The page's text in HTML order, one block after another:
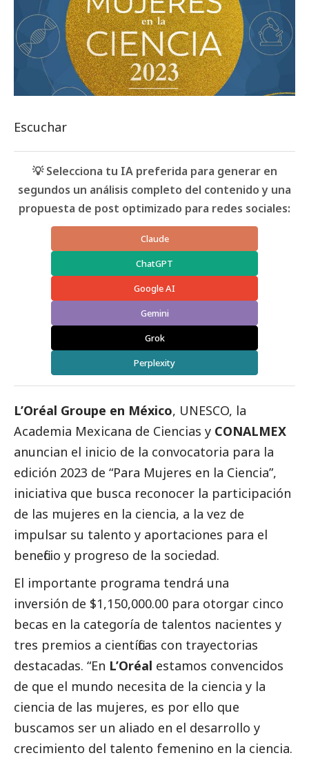
Escuchar
💡 Selecciona tu IA preferida para generar en
segundos un análisis completo del contenido y una
propuesta de post optimizado para redes sociales:
Claude
ChatGPT
Google AI
Gemini
Grok
Perplexity
L’Oréal Groupe en México, UNESCO, la
Academia Mexicana de Ciencias y CONALMEX
anuncian el inicio de la convocatoria para la
edición 2023 de “Para Mujeres en la Ciencia”,
iniciativa que busca reconocer la participación
de las mujeres en la ciencia, a la vez de
impulsar su talento y aportaciones para el
beneficio y progreso de la sociedad.
El importante programa tendrá una
inversión de $1,150,000.00 para otorgar cinco
becas en la categoría de talentos nacientes y
tres premios a científicas con trayectorias
destacadas. “En L’Oréal estamos convencidos
de que el mundo necesita de la ciencia y la
ciencia de las mujeres, es por ello que
buscamos ser un aliado en el desarrollo y
crecimiento del talento femenino en la ciencia.